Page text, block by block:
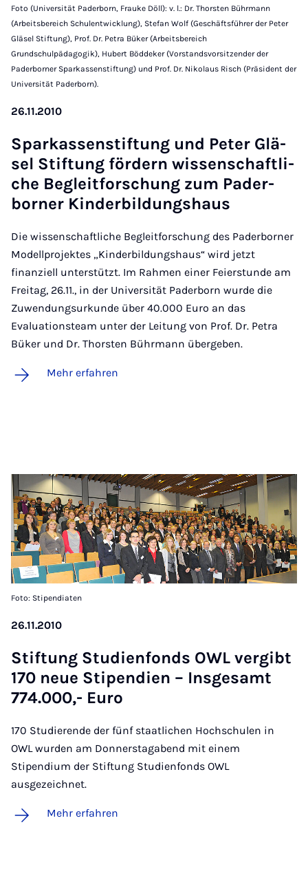
Foto (Universität Paderborn, Frauke Döll): v. l.: Dr. Thorsten Bührmann
(Arbeitsbereich Schulentwicklung), Stefan Wolf (Geschäftsführer der Peter
Gläsel Stiftung), Prof. Dr. Petra Büker (Arbeitsbereich
Grundschulpädagogik), Hubert Böddeker (Vorstandsvorsitzender der
Paderborner Sparkassenstiftung) und Prof. Dr. Nikolaus Risch (Präsident der
Universität Paderborn).
26.11.2010
Spar­kas­sen­stif­tung und Pe­ter Glä­
sel Stif­tung för­dern wis­sen­schaft­li­
che Be­gleit­for­schung zum Pa­der­
bor­ner Kin­der­bil­dungs­haus
Die wissenschaftliche Begleitforschung des Paderborner
Modellprojektes „Kinderbildungshaus“ wird jetzt
finanziell unterstützt. Im Rahmen einer Feierstunde am
Freitag, 26.11., in der Universität Paderborn wurde die
Zuwendungsurkunde über 40.000 Euro an das
Evaluationsteam unter der Leitung von Prof. Dr. Petra
Büker und Dr. Thorsten Bührmann übergeben.
Mehr erfahren
Foto: Stipendiaten
26.11.2010
Stif­tung Stu­di­en­fonds OWL ver­gibt
170 neue Sti­pen­di­en – Ins­ge­samt
774.000,- Eu­ro
170 Studierende der fünf staatlichen Hochschulen in
OWL wurden am Donnerstagabend mit einem
Stipendium der Stiftung Studienfonds OWL
ausgezeichnet.
Mehr erfahren